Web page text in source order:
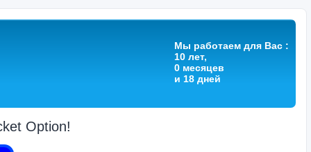
Мы работаем для Вас :
10 лет,
0 месяцев
и 18 дней
Option!